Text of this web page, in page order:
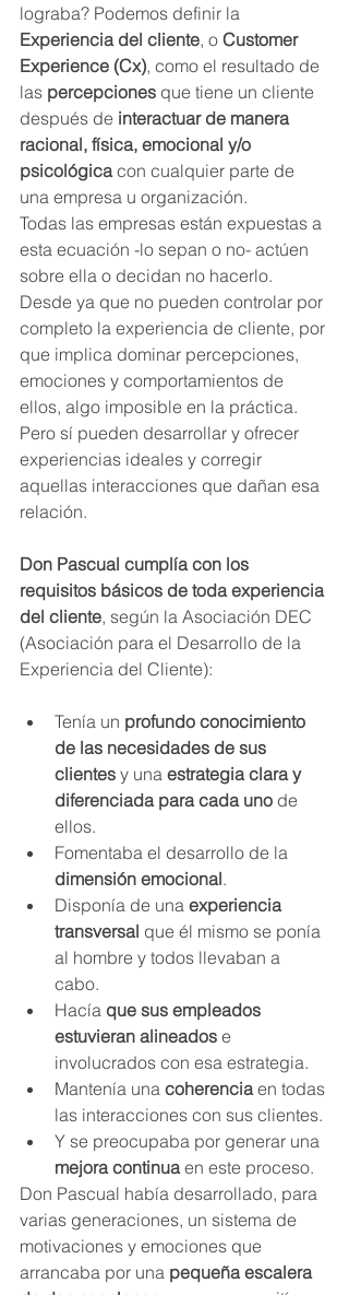
lograba? Podemos definir la
Experiencia del cliente, o Customer
Experience (Cx), como el resultado de
las percepciones que tiene un cliente
después de interactuar de manera
racional, física, emocional y/o
psicológica con cualquier parte de
una empresa u organización.
Todas las empresas están expuestas a
esta ecuación -lo sepan o no- actúen
sobre ella o decidan no hacerlo.
Desde ya que no pueden controlar por
completo la experiencia de cliente, por
que implica dominar percepciones,
emociones y comportamientos de
ellos, algo imposible en la práctica.
Pero sí pueden desarrollar y ofrecer
experiencias ideales y corregir
aquellas interacciones que dañan esa
relación.
Don Pascual cumplía con los
requisitos básicos de toda experiencia
del cliente, según la Asociación DEC
(Asociación para el Desarrollo de la
Experiencia del Cliente):
Tenía un profundo conocimiento
de las necesidades de sus
clientes y una estrategia clara y
diferenciada para cada uno de
ellos.
Fomentaba el desarrollo de la
dimensión emocional.
Disponía de una experiencia
transversal que él mismo se ponía
al hombre y todos llevaban a
cabo.
Hacía que sus empleados
estuvieran alineados e
involucrados con esa estrategia.
Mantenía una coherencia en todas
las interacciones con sus clientes.
Y se preocupaba por generar una
mejora continua en este proceso.
Don Pascual había desarrollado, para
varias generaciones, un sistema de
motivaciones y emociones que
arrancaba por una pequeña escalera